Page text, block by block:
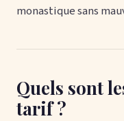
monastique sans
Quels sont
tarif ?